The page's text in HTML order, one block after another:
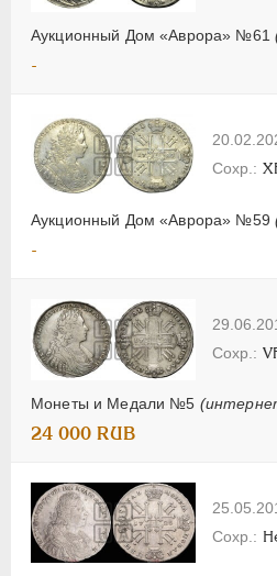
Аукционный Дом «Аврора» №61
-
Аукционный Дом «Аврора» №59
-
Монеты и Медали №5
24 000 RUB